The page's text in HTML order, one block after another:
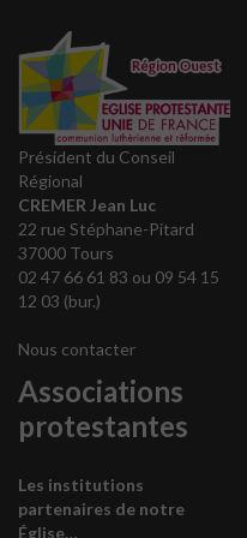
Président du Conseil
Régional
CREMER Jean Luc
22 rue Stéphane-Pitard
37000 Tours
02 47 66 61 83 ou 09 54 15
12 03 (bur.)
Nous contacter
Associations
protestantes
Les institutions
partenaires de notre
Église…